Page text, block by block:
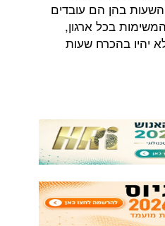
בהן הם עובדים
בכל ארגון,
יהיו בהכרח שעות